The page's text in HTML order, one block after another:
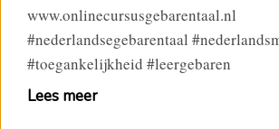
www.onlinecursusgebarentaal.nl
#nederlandsegebarentaal
#toegankelijkheid #leergebaren
Lees meer